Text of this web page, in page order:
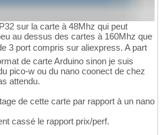
sur la carte à 48Mhz qui peut
au dessus des cartes à 160Mhz que
3 port compris sur aliexpress. A part
de carte Arduino sinon je suis
pico-w ou du nano coonect de chez
attendu.
de cette carte par rapport à un nano
cassé le rapport prix/perf.